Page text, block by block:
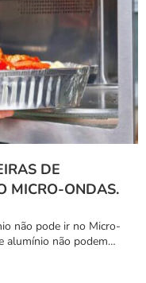
DE
MICRO-ONDAS.
não pode ir no Micro-
alumínio não podem…